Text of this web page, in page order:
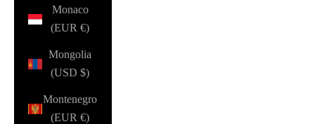
Monaco
(EUR €)
Mongolia
(USD $)
Montenegro
(EUR €)